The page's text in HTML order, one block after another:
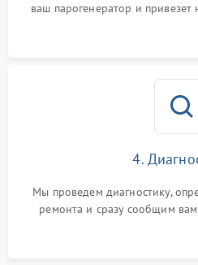
ваш парогенератор и привезет
4.
Мы проведем диагностику,
ремонта и сразу сообщим